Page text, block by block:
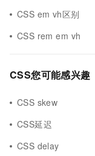
CSS em vh区别
CSS rem em vh
CSS您可能感兴趣
CSS skew
CSS延迟
CSS delay